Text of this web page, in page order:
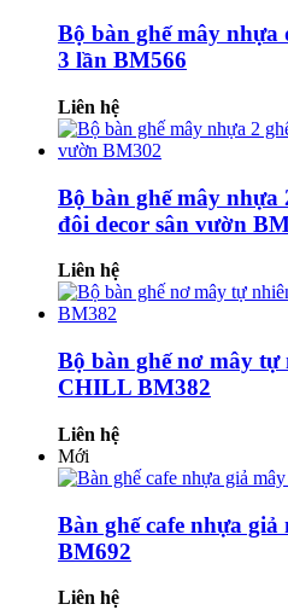
Bộ bàn ghế mây nhựa
3 lần BM566
Liên hệ
Bộ bàn ghế mây nhựa
đôi decor sân vườn
Liên hệ
Bộ bàn ghế nơ mây
CHILL BM382
Liên hệ
Mới
Bàn ghế cafe nhựa
BM692
Liên hệ